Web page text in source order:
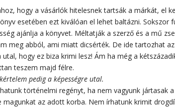
hogy a vásárlók hitelesnek tartsák a márkát, el
esetében ezt kiválóan el lehet baltázni. Sokszor
ajánlja a könyvet. Méltatják a szerző és a mű
meg abból, ami miatt dicsérték. De ide tartozhat
hogy ez biza krimi lesz! Ám ha még a
teszem majd félre.
pedig a képességre utal.
történelmi regényt, ha nem vagyunk jártasak
magunkat az adott korba. Nem írhatunk krimit